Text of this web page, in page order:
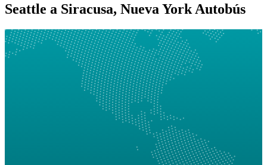
Seattle a Siracusa, Nueva York Autobús